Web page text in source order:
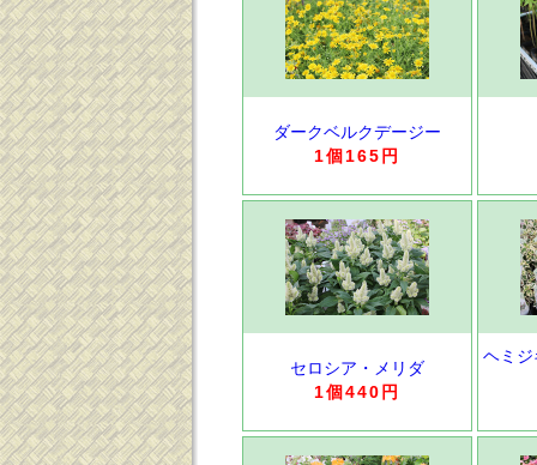
ダークベルクデージー
1個165円
セロシア・メリダ
1個440円
ヘミ